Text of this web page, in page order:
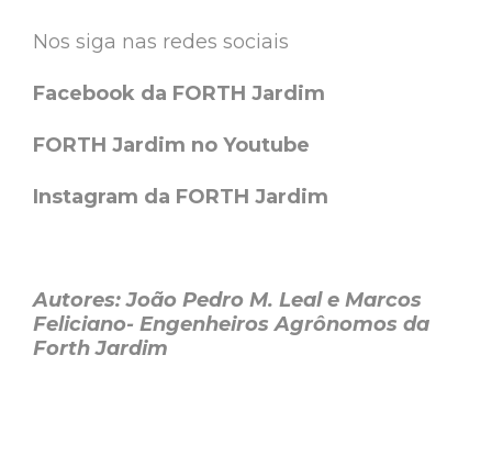
Nos siga nas redes sociais
Facebook da FORTH Jardim
FORTH Jardim no Youtube
Instagram da FORTH Jardim
Autores: João Pedro M. Leal e Marcos
Feliciano- Engenheiros Agrônomos da
Forth Jardim